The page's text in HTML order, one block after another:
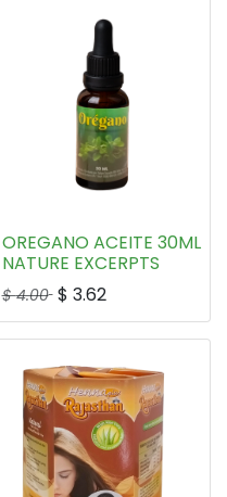
OREGANO ACEITE 30ML
NATURE EXCERPTS
$4.00 $ 3.62